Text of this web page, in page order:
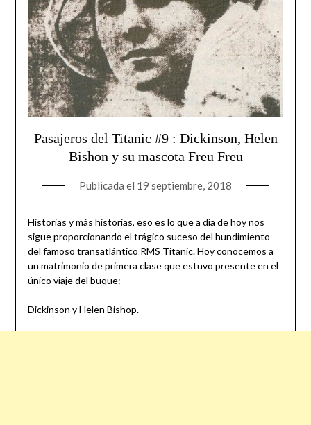
Pasajeros del Titanic #9 : Dickinson, Helen
Bishon y su mascota Freu Freu
Publicada el 19 septiembre, 2018
Historias y más historias, eso es lo que a día de hoy nos
sigue proporcionando el trágico suceso del hundimiento
del famoso transatlántico RMS Titanic. Hoy conocemos a
un matrimonio de primera clase que estuvo presente en el
único viaje del buque:
Dickinson y Helen Bishop.